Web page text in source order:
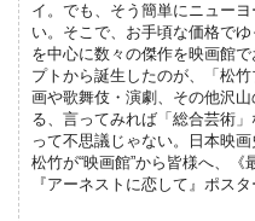
イ。でも、そう簡単にニュー
い。そこで、お手頃な価格で
を中心に数々の傑作を映画館
プトから誕生したのが、「松
画や歌舞伎・演劇、その他沢
る、言ってみれば「総合芸術
って不思議じゃない。日本映
松竹が“映画館”から皆様へ、《
『アーネストに恋して』ポス